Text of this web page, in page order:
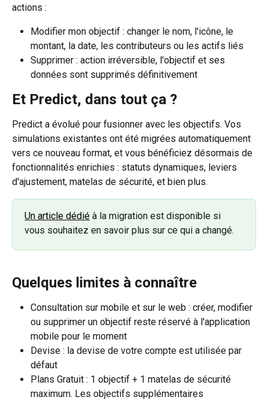
actions :
Modifier mon objectif : changer le nom, l'icône, le
montant, la date, les contributeurs ou les actifs liés
Supprimer : action irréversible, l'objectif et ses
données sont supprimés définitivement
Et Predict, dans tout ça ?
Predict a évolué pour fusionner avec les objectifs. Vos
simulations existantes ont été migrées automatiquement
vers ce nouveau format, et vous bénéficiez désormais de
fonctionnalités enrichies : statuts dynamiques, leviers
d'ajustement, matelas de sécurité, et bien plus.
Un article dédié à la migration est disponible si
vous souhaitez en savoir plus sur ce qui a changé.
Quelques limites à connaître
Consultation sur mobile et sur le web : créer, modifier
ou supprimer un objectif reste réservé à l'application
mobile pour le moment
Devise : la devise de votre compte est utilisée par
défaut
Plans Gratuit : 1 objectif + 1 matelas de sécurité
maximum. Les objectifs supplémentaires